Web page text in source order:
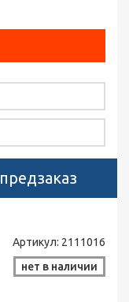
предзаказ
Артикул: 2111016
нет в наличии